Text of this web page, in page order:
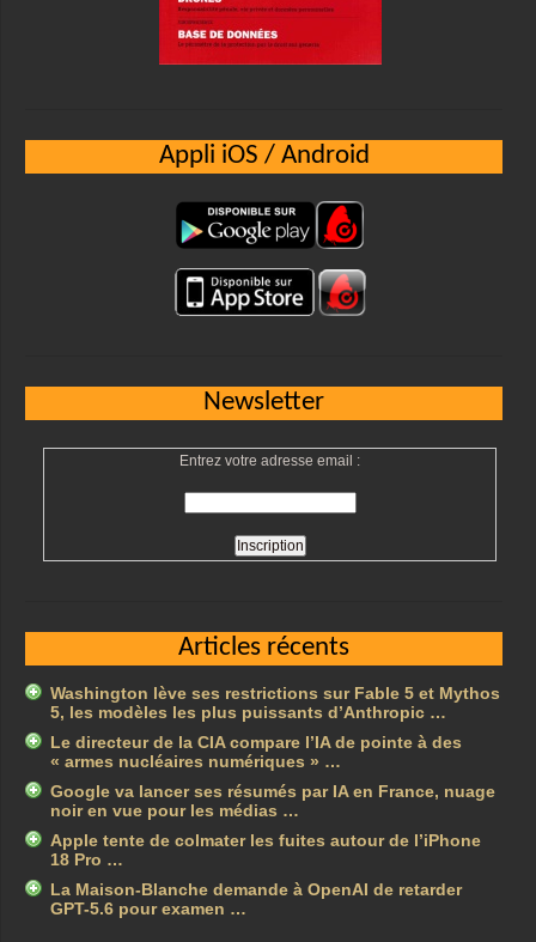
Appli iOS / Android
Newsletter
Entrez votre adresse email :
Articles récents
Washington lève ses restrictions sur Fable 5 et Mythos
5, les modèles les plus puissants d’Anthropic …
Le directeur de la CIA compare l’IA de pointe à des
« armes nucléaires numériques » …
Google va lancer ses résumés par IA en France, nuage
noir en vue pour les médias …
Apple tente de colmater les fuites autour de l’iPhone
18 Pro …
La Maison-Blanche demande à OpenAI de retarder
GPT-5.6 pour examen …